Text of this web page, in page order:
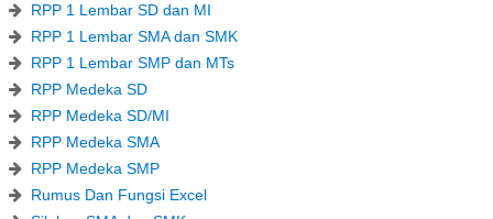
RPP 1 Lembar SD dan MI
RPP 1 Lembar SMA dan SMK
RPP 1 Lembar SMP dan MTs
RPP Medeka SD
RPP Medeka SD/MI
RPP Medeka SMA
RPP Medeka SMP
Rumus Dan Fungsi Excel